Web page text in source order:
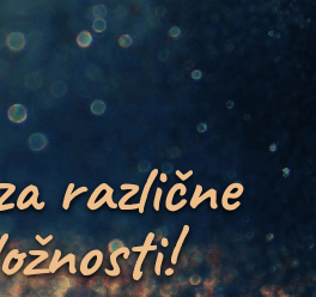
različne